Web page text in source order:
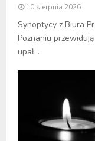
10 sierpnia 2026
Synoptycy z Biura
Poznaniu
upał...